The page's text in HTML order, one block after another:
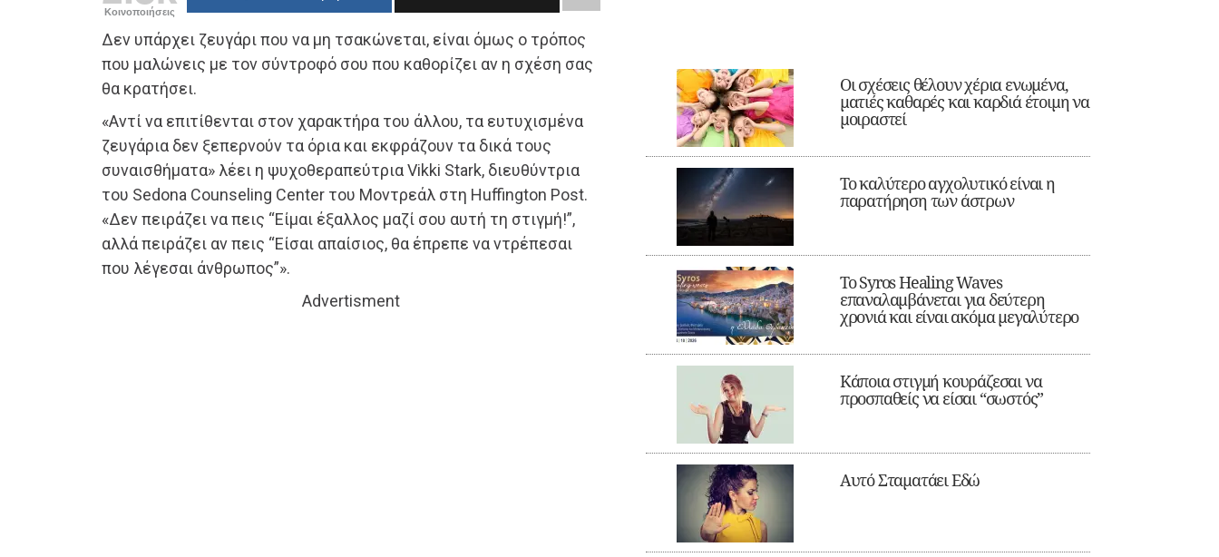
Κοινοποιήσεις
Δεν υπάρχει ζευγάρι που να μη τσακώνεται, είναι όμως ο τρόπος
που μαλώνεις με τον σύντροφό σου που καθορίζει αν η σχέση σας
θα κρατήσει.
«Αντί να επιτίθενται στον χαρακτήρα του άλλου, τα ευτυχισμένα
ζευγάρια δεν ξεπερνούν τα όρια και εκφράζουν τα δικά τους
συναισθήματα» λέει η ψυχοθεραπεύτρια Vikki Stark, διευθύντρια
του Sedona Counseling Center του Μοντρεάλ στη Huffington Post.
«Δεν πειράζει να πεις “Είμαι έξαλλος μαζί σου αυτή τη στιγμή!”,
αλλά πειράζει αν πεις “Είσαι απαίσιος, θα έπρεπε να ντρέπεσαι
που λέγεσαι άνθρωπος”».
Advertisment
Οι σχέσεις θέλουν χέρια ενωμένα,
ματιές καθαρές και καρδιά έτοιμη να
μοιραστεί
Το καλύτερο αγχολυτικό είναι η
παρατήρηση των άστρων
Το Syros Healing Waves
επαναλαμβάνεται για δεύτερη
χρονιά και είναι ακόμα μεγαλύτερο
Κάποια στιγμή κουράζεσαι να
προσπαθείς να είσαι “σωστός”
Αυτό Σταματάει Εδώ